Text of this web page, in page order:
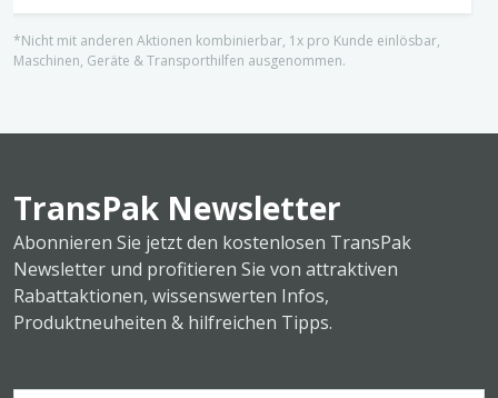
*Nicht mit anderen Aktionen kombinierbar, 1x pro Kunde einlösbar,
Maschinen, Geräte & Transporthilfen ausgenommen.
TransPak Newsletter
Abonnieren Sie jetzt den kostenlosen TransPak
Newsletter und profitieren Sie von attraktiven
Rabattaktionen, wissenswerten Infos,
Produktneuheiten & hilfreichen Tipps.